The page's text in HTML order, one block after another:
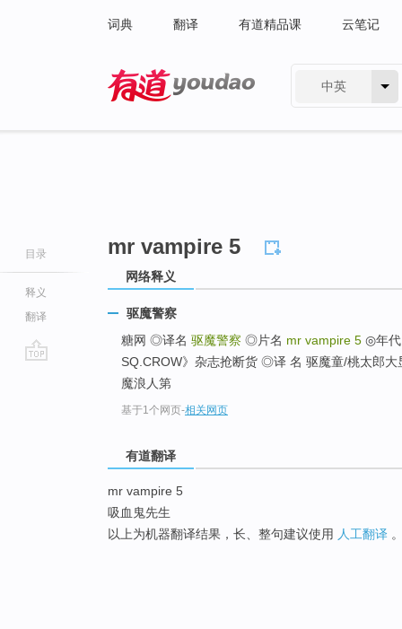
词典 翻译 有道精品课 云笔记
中英
目录
释义
翻译
mr vampire 5
网络释义
驱魔警察
糖网 ◎译名 驱魔警察 ◎片名 mr vampire 5 ◎年代
SQ.CROW》杂志抢断货 ◎译 名 驱魔童/桃太郎
魔浪人第
基于1个网页-相关网页
有道翻译
mr vampire 5
吸血鬼先生
以上为机器翻译结果，长、整句建议使用 人工翻译